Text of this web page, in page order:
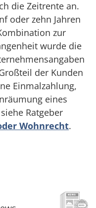
die Zeitrente an.
oder zehn Jahren
zur
wurde die
der Kunden
Einmalzahlung,
eines
Ratgeber
Wohnrecht.